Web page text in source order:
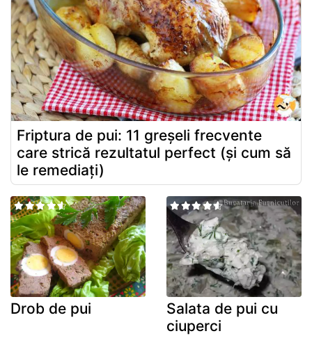
Friptura de pui: 11 greșeli frecvente
care strică rezultatul perfect (și cum să
le remediați)
Drob de pui
Salata de pui cu
ciuperci